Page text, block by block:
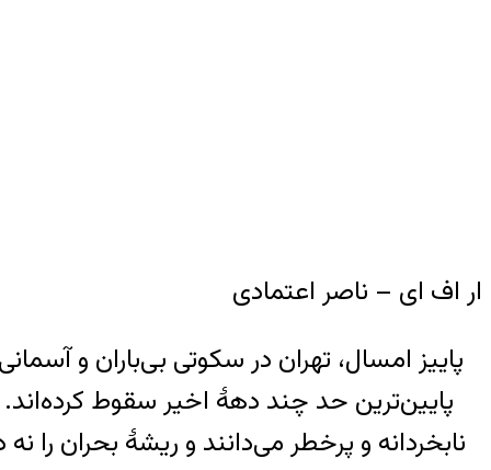
ار اف ای – ناصر اعتمادی
پاییز امسال، تهران در سکوتی بی‌باران و
پایین‌ترین حد چند دهۀ اخیر سقوط
نابخردانه و پرخطر می‌دانند و ریشۀ بحران